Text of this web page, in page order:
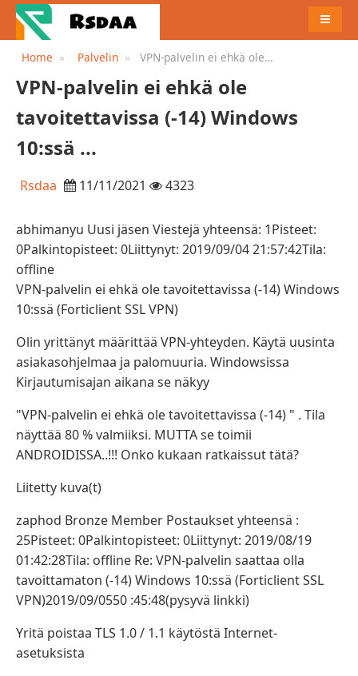
MENU
Home Palvelin
VPN-palvelin ei ehkä ole
10:ssä ...
VPN-palvelin ei ehkä ole
tavoitettavissa (-14) Windows
10:ssä ...
Rsdaa 11/11/2021 4323
abhimanyu Uusi jäsen Viestejä yhteensä: 1Pisteet:
0Palkintopisteet: 0Liittynyt: 2019/09/04 21:57:42Tila:
offline
VPN-palvelin ei ehkä ole tavoitettavissa (-14) Windows
10:ssä (Forticlient SSL VPN)
Olin yrittänyt määrittää VPN-yhteyden. Käytä uusinta
asiakasohjelmaa ja palomuuria. Windowsissa
Kirjautumisajan aikana se näkyy
"VPN-palvelin ei ehkä ole tavoitettavissa (-14) " . Tila
näyttää 80 % valmiiksi. MUTTA se toimii
ANDROIDISSA..!!! Onko kukaan ratkaissut tätä?
Liitetty kuva(t)
zaphod Bronze Member Postaukset yhteensä :
25Pisteet: 0Palkintopisteet: 0Liittynyt: 2019/08/19
01:42:28Tila: offline Re: VPN-palvelin saattaa olla
tavoittamaton (-14) Windows 10:ssä (Forticlient SSL
VPN)2019/09/0550 :45:48(pysyvä linkki)
Yritä poistaa TLS 1.0 / 1.1 käytöstä Internet-
asetuksista